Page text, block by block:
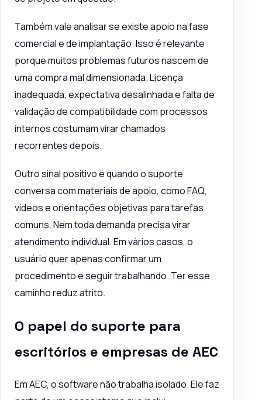
Também vale analisar se existe apoio na fase
comercial e de implantação. Isso é relevante
porque muitos problemas futuros nascem de
uma compra mal dimensionada. Licença
inadequada, expectativa desalinhada e falta de
validação de compatibilidade com processos
internos costumam virar chamados
recorrentes depois.
Outro sinal positivo é quando o suporte
conversa com materiais de apoio, como FAQ,
vídeos e orientações objetivas para tarefas
comuns. Nem toda demanda precisa virar
atendimento individual. Em vários casos, o
usuário quer apenas confirmar um
procedimento e seguir trabalhando. Ter esse
caminho reduz atrito.
O papel do suporte para
escritórios e empresas de AEC
Em AEC, o software não trabalha isolado. Ele faz